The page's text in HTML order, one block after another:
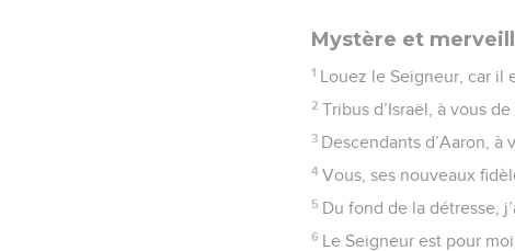
Mystère et
1 Louez le Seigneur, car il
2 Tribus d’Israël, à vous
3 Descendants d’Aaron, à
4 Vous, ses nouveaux
5 Du fond de la détresse,
6 Le Seigneur est pour